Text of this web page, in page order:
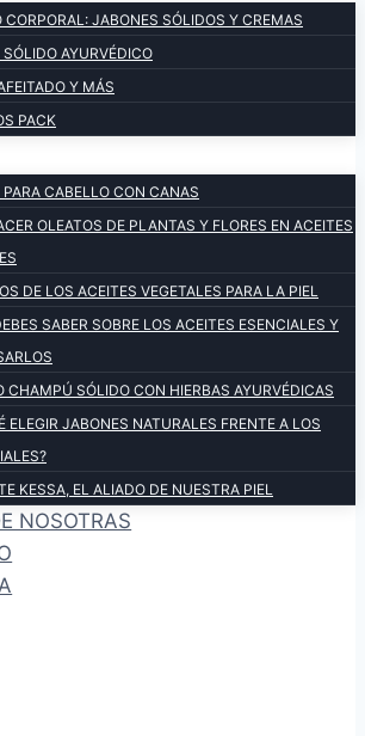
CORPORAL: JABONES SÓLIDOS Y CREMAS
AYURVÉDICO
Y MÁS
PACK
CABELLO CON CANAS
OLEATOS DE PLANTAS Y FLORES EN ACEITES
DE LOS ACEITES VEGETALES PARA LA PIEL
SABER SOBRE LOS ACEITES ESENCIALES Y
CHAMPÚ SÓLIDO CON HIERBAS AYURVÉDICAS
ELEGIR JABONES NATURALES FRENTE A LOS
KESSA, EL ALIADO DE NUESTRA PIEL
NOSOTRAS